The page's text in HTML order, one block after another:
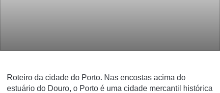
Roteiro da cidade do Porto. Nas encostas acima do
estuário do Douro, o Porto é uma cidade mercantil histórica